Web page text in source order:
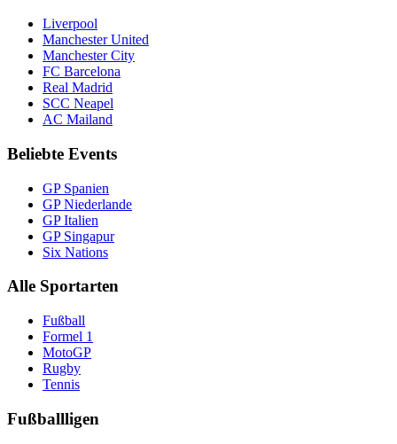
Liverpool
Manchester United
Manchester City
FC Barcelona
Real Madrid
SCC Neapel
AC Mailand
Beliebte Events
GP Spanien
GP Niederlande
GP Italien
GP Singapur
Six Nations
Alle Sportarten
Fußball
Formel 1
MotoGP
Rugby
Tennis
Fußballligen